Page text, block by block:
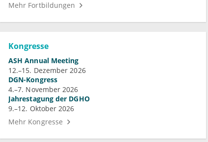
Mehr Fortbildungen
Kongresse
ASH Annual Meeting
12.–15. Dezember 2026
DGN-Kongress
4.–7. November 2026
Jahrestagung der DGHO
9.–12. Oktober 2026
Mehr Kongresse